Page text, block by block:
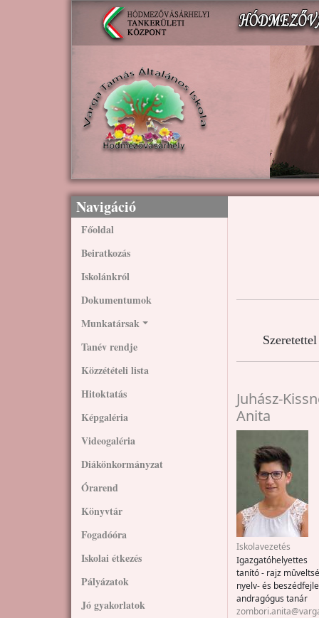
Ugrás a tartalomra
Navigáció
Főoldal
Beiratkozás
Iskolánkról
Dokumentumok
Munkatársak
Tanév rendje
Közzétételi lista
Hitoktatás
Képgaléria
Videogaléria
Diákönkormányzat
Órarend
Könyvtár
Fogadóóra
Iskolai étkezés
Pályázatok
Jó gyakorlatok
Juhász-
Anita
Iskolavezetés
Igazgatóhelyettes
tanító - rajz
nyelv- és
andragógus tanár